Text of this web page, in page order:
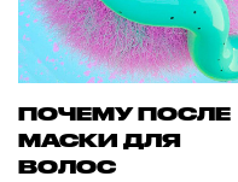
ПОЧЕМУ ПОСЛЕ
МАСКИ ДЛЯ
ВОЛОС